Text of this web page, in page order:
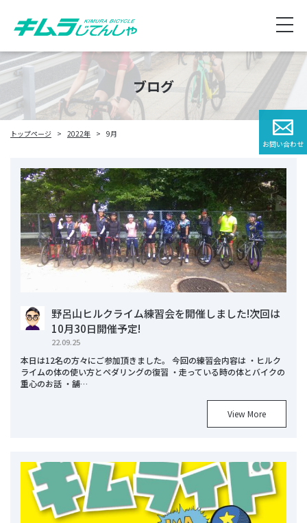
ブログ
トップページ 2022年 9月
野呂山ヒルクライム練習会を開催しました!次回は
10月30日開催予定!
22.09.25
本日は12名の方々にご参加頂きました。 今回の練習会内容は ・ヒルク
ライムの体の使い方とペダリングの復習 ・走っている時の体とバイクの
重心のお話 ・舗…
View More
お問い合わせ